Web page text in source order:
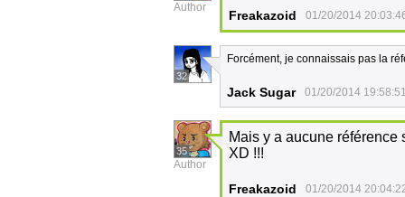
Author
Freakazoid 01/20/2014
32
Forcément, je connaissais pas la
Jack Sugar 01/20/2014
35
Author
Mais y a aucune
XD !!!
Freakazoid 01/20/2014